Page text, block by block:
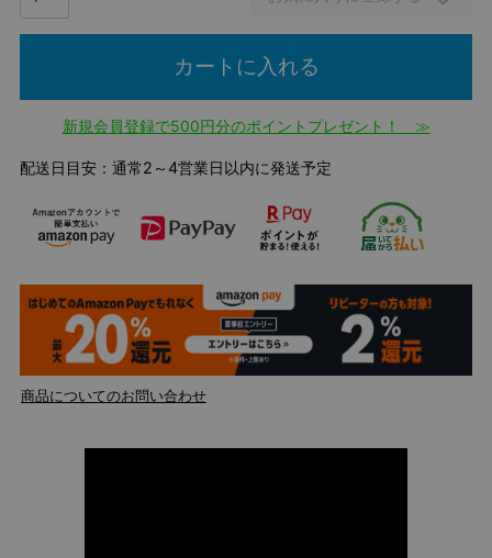
カートに入れる
新規会員登録で500円分のポイントプレゼント！ ≫
配送日目安：通常2～4営業日以内に発送予定
商品についてのお問い合わせ